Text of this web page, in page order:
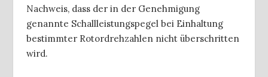
Nachweis, dass der in der Genehmigung
genannte Schallleistungspegel bei Einhaltung
bestimmter Rotordrehzahlen nicht überschritten
wird.